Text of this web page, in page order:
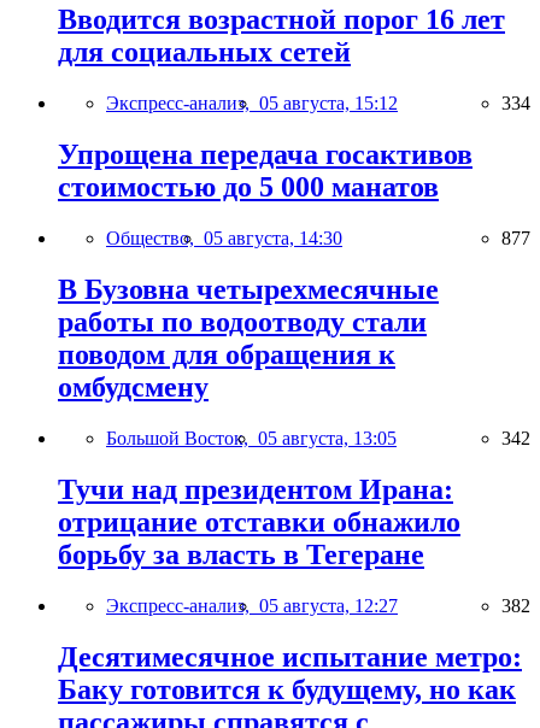
Вводится возрастной порог 16 лет
для социальных сетей
Экспресс-анализ, 05 августа, 15:12 334
Упрощена передача госактивов
стоимостью до 5 000 манатов
Общество, 05 августа, 14:30 877
В Бузовна четырехмесячные
работы по водоотводу стали
поводом для обращения к
омбудсмену
Большой Восток, 05 августа, 13:05 342
Тучи над президентом Ирана:
отрицание отставки обнажило
борьбу за власть в Тегеране
Экспресс-анализ, 05 августа, 12:27 382
Десятимесячное испытание метро:
Баку готовится к будущему, но как
пассажиры справятся с